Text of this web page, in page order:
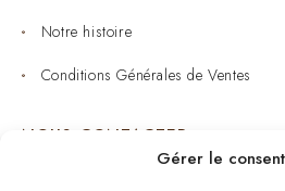
Gérer le
Notre histoire
Conditions Générales de Ventes
NOUS CONTACTER